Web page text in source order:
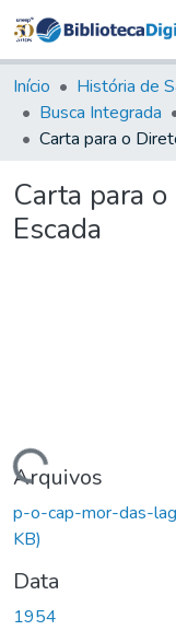
Início História de
Busca Integrada
Carta para
Escada
Carregando...
Arquivos
p-o-cap-mor-das-
KB)
Data
1954